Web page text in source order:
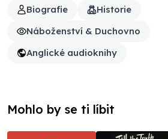
Biografie
Historie
Náboženství & Duchovno
Anglické audioknihy
Mohlo by se ti líbit